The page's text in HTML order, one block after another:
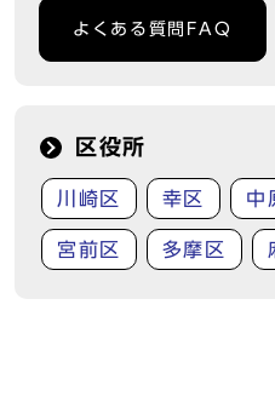
よくある質問FAQ
区役所
川崎区 幸区 中
宮前区 多摩区